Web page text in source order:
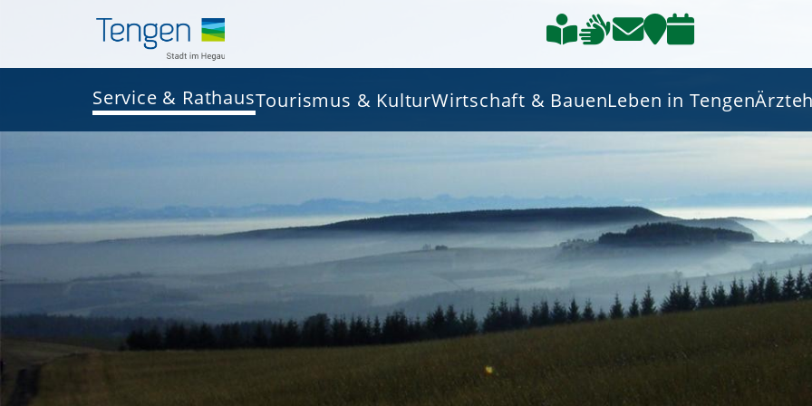
Service & RathausTourismus & KulturWirtschaft & BauenLeben in Tengen